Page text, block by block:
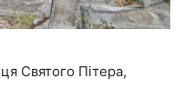
Святого Пітера,